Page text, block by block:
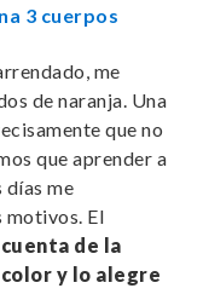
3 cuerpos
me
de naranja. Una
que no
que aprender a
días me
motivos. El
de la
y lo alegre